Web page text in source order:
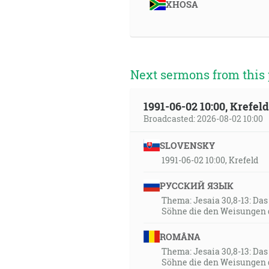
aby útočil na neho. Ale
odpovedal a riekol tým,
aby prešla tvoja neprávosť s
nášho Boha a vláda vládou
dňom i nocou. [Zj 12:10]
22:54
A on im povedal: Videl som
XHOSA
Next sermons from this
1991-06-02 10:00,
Broadcasted: 2026-08-02 10:00
SLOVENSKY
1991-06-02 10:00, Krefeld
РУССКИЙ ЯЗЫК
Thema: Jesaia 30,8-13:
Söhne die den
ROMÂNA
Thema: Jesaia 30,8-13:
Söhne die den